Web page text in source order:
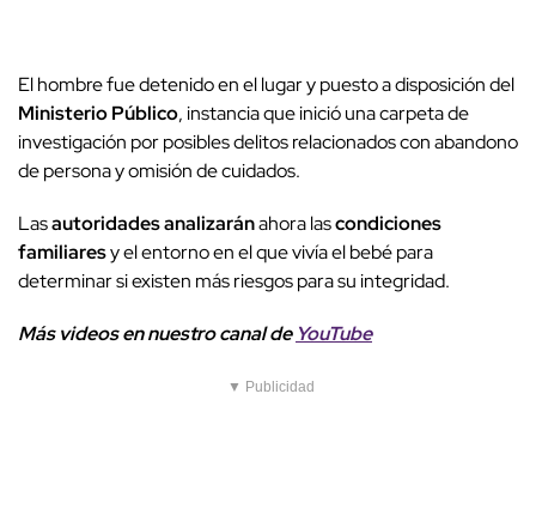
El hombre fue detenido en el lugar y puesto a disposición del
Ministerio Público, instancia que inició una carpeta de
investigación por posibles delitos relacionados con abandono
de persona y omisión de cuidados.
Lasautoridades analizaránahora lascondiciones
familiaresy el entorno en el que vivía el bebé para
determinar si existen más riesgos para su integridad.
Más videosen nuestro canal de YouTube
▼ Publicidad